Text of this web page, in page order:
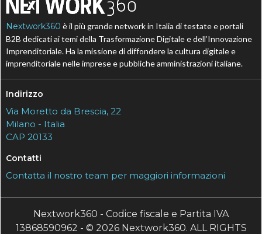
Nextwork360 è il più grande network in Italia di testate e portali
B2B dedicati ai temi della Trasformazione Digitale e dell’Innovazione
Imprenditoriale. Ha la missione di diffondere la cultura digitale e
imprenditoriale nelle imprese e pubbliche amministrazioni italiane.
Indirizzo
Via Moretto da Brescia, 22
Milano - Italia
CAP 20133
Contatti
Contatta il nostro team per maggiori informazioni
Nextwork360 - Codice fiscale e Partita IVA
13868590962 - © 2026 Nextwork360. ALL RIGHTS